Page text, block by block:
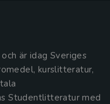
är idag Sveriges
kurslitteratur,
Studentlitteratur med